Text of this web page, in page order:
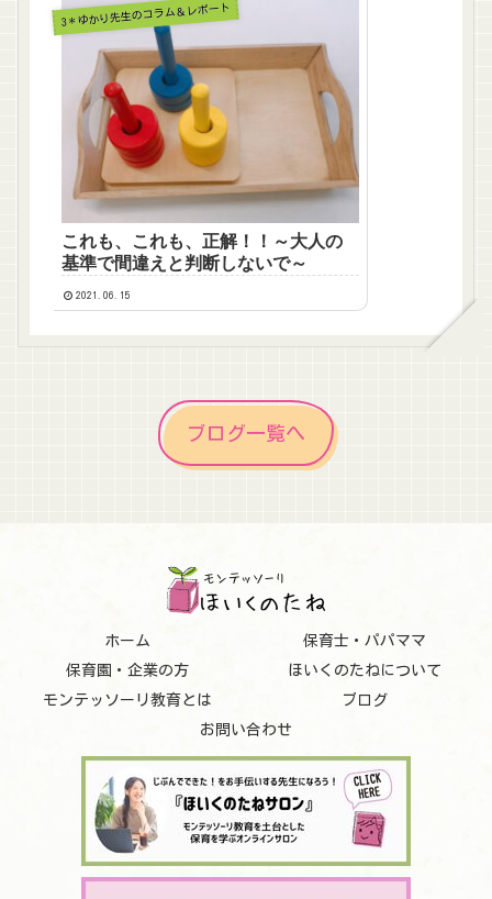
3＊ゆかり先生のコラム＆レポート
これも、これも、正解！！～大人の
基準で間違えと判断しないで～
2021.06.15
ブログ一覧へ
ホーム
保育士・パパママ
保育園・企業の方
ほいくのたねについて
モンテッソーリ教育とは
ブログ
お問い合わせ